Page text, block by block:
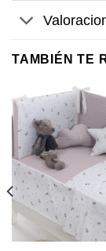
TAMBIÉN TE